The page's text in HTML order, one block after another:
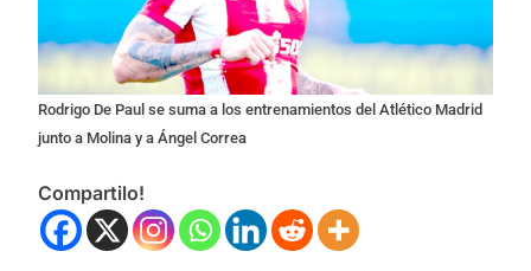
Rodrigo De Paul se suma a los entrenamientos del Atlético Madrid
junto a Molina y a Ángel Correa
Compartilo!